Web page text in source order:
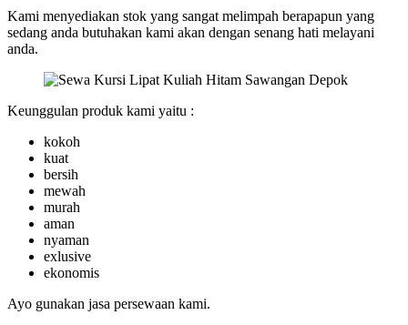
Kami menyediakan stok yang sangat melimpah berapapun yang
sedang anda butuhakan kami akan dengan senang hati melayani
anda.
Keunggulan produk kami yaitu :
kokoh
kuat
bersih
mewah
murah
aman
nyaman
exlusive
ekonomis
Ayo gunakan jasa persewaan kami.